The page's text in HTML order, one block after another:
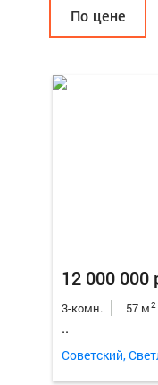
По цене
12 000 000
3-комн. 57 м2
..
Советский,